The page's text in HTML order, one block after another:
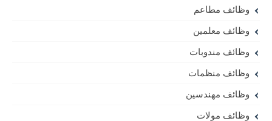
وظائف مطاعم
وظائف معلمين
وظائف مندوبات
وظائف منظمات
وظائف مهندسين
وظائف مولات